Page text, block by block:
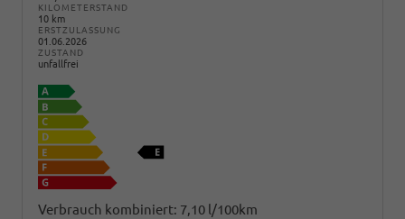
KILOMETERSTAND
10 km
ERSTZULASSUNG
01.06.2026
ZUSTAND
unfallfrei
Verbrauch kombiniert: 7,10 l/100km